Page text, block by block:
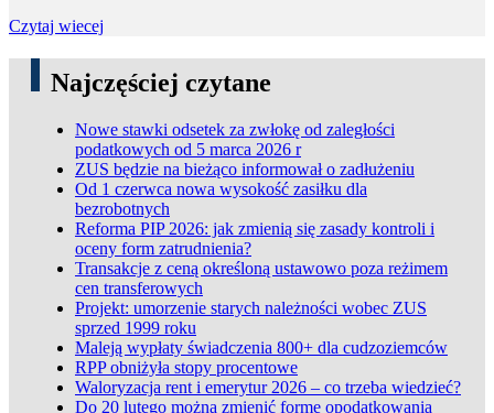
Czytaj wiecej
Pages
Najczęściej czytane
Nowe stawki odsetek za zwłokę od zaległości
podatkowych od 5 marca 2026 r
ZUS będzie na bieżąco informował o zadłużeniu
Od 1 czerwca nowa wysokość zasiłku dla
bezrobotnych
Reforma PIP 2026: jak zmienią się zasady kontroli i
oceny form zatrudnienia?
Transakcje z ceną określoną ustawowo poza reżimem
cen transferowych
Projekt: umorzenie starych należności wobec ZUS
sprzed 1999 roku
Maleją wypłaty świadczenia 800+ dla cudzoziemców
RPP obniżyła stopy procentowe
Waloryzacja rent i emerytur 2026 – co trzeba wiedzieć?
Do 20 lutego można zmienić formę opodatkowania